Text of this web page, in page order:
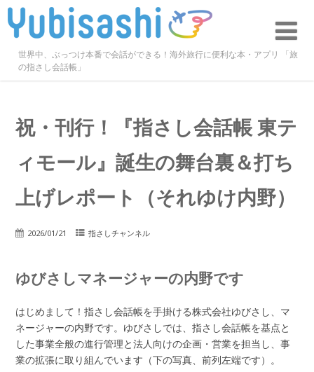
世界中、ぶっつけ本番で会話ができる！海外旅行に便利な本・アプリ 「旅
の指さし会話帳」
祝・刊行！『指さし会話帳 東テ
ィモール』誕生の舞台裏＆打ち
上げレポート（それゆけ内野）
2026/01/21 指さしチャンネル
ゆびさしマネージャーの内野です
はじめまして！指さし会話帳を手掛ける株式会社ゆびさし、マ
ネージャーの内野です。 ゆびさしでは、指さし会話帳を基点と
した事業全般の進行管理と法人向けの企画・営業を担当し、事
業の拡張に取り組んでいます（下の写真、前列左端です）。